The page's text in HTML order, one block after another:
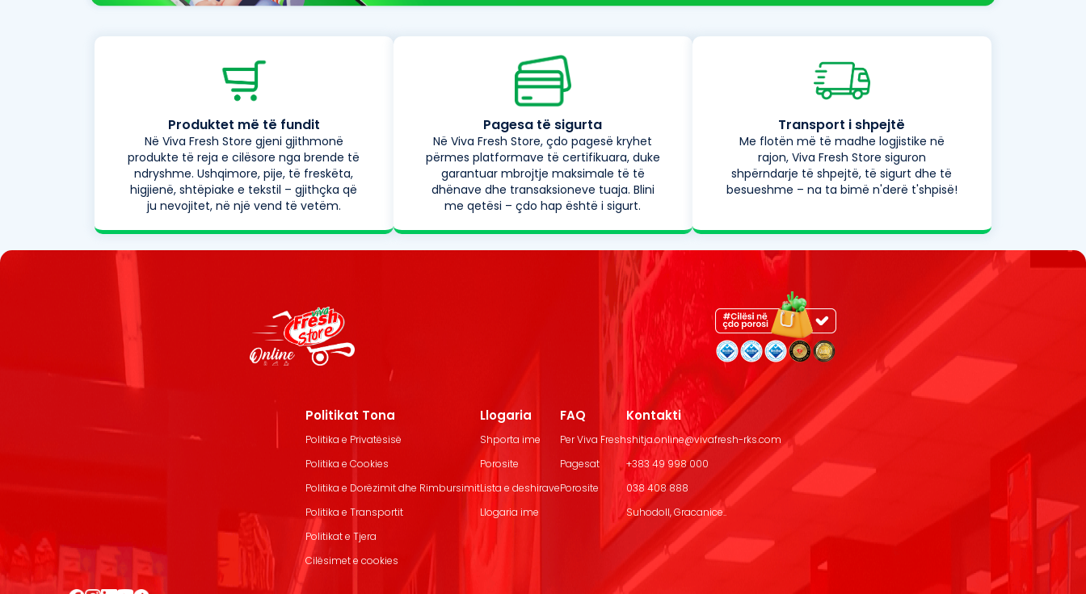
Produktet më të fundit
Në Viva Fresh Store gjeni gjithmonë
produkte të reja e cilësore nga brende të
ndryshme. Ushqimore, pije, të freskëta,
higjienë, shtëpiake e tekstil – gjithçka që
ju nevojitet, në një vend të vetëm.
Pagesa të sigurta
Në Viva Fresh Store, çdo pagesë kryhet
përmes platformave të certifikuara, duke
garantuar mbrojtje maksimale të të
dhënave dhe transaksioneve tuaja. Blini
me qetësi – çdo hap është i sigurt.
Transport i shpejtë
Me flotën më të madhe logjistike në
rajon, Viva Fresh Store siguron
shpërndarje të shpejtë, të sigurt dhe të
besueshme – na ta bimë n'derë t'shpisë!
Politikat Tona
Politika e Privatësisë
Politika e Cookies
Politika e Dorëzimit dhe Rimbursimit
Politika e Transportit
Politikat e Tjera
Cilësimet e cookies
Llogaria
Shporta ime
Porosite
Lista e deshirave
Llogaria ime
FAQ
Per Viva Fresh
Pagesat
Porosite
Kontakti
shitja.online@vivafresh-rks.com
+383 49 998 000
038 408 888
Suhodoll, Gracanice..